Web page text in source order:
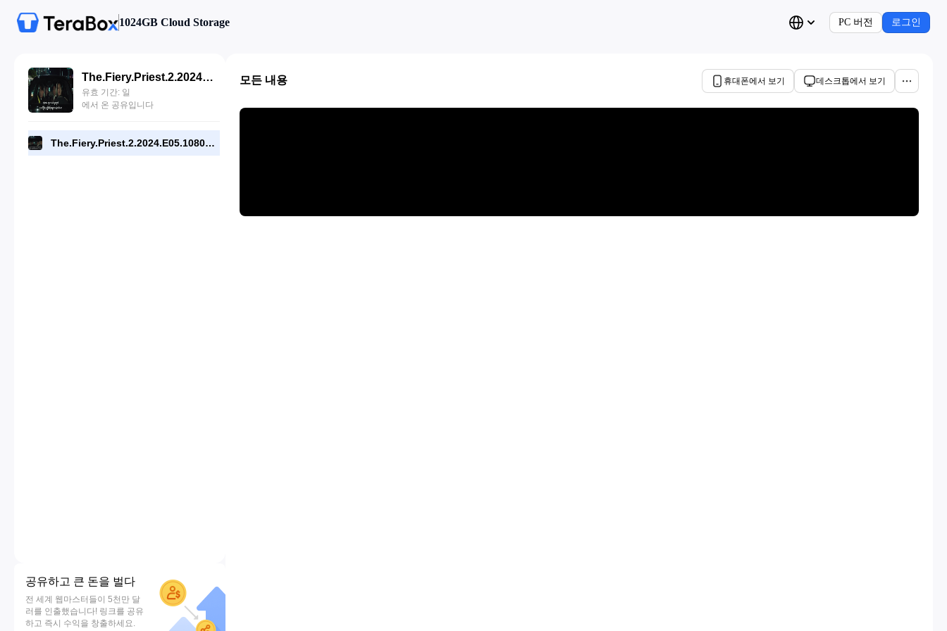
1024GB Cloud Storage PC 버전 로그인
The.Fiery.Priest.2.2024.E05.1080p.DSNP.WEB[RMC].mp4
유효 기간: 일
에서 온 공유입니다
The.Fiery.Priest.2.2024.E05.1080p.DSNP.WEB[RMC].mp4
공유하고 큰 돈을 벌다
전 세계 웹마스터들이 5천만 달
러를 인출했습니다! 링크를 공유
하고 즉시 수익을 창출하세요.
모든 내용 휴대폰에서 보기 데스크톱에서 보기